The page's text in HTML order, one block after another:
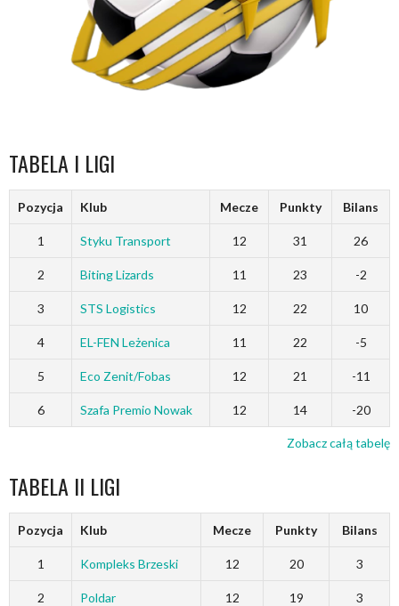
TABELA I LIGI
Pozycja Klub Mecze Punkty Bilans
1 Styku Transport 12 31 26
2 Biting Lizards 11 23 -2
3 STS Logistics 12 22 10
4 EL-FEN Leżenica 11 22 -5
5 Eco Zenit/Fobas 12 21 -11
6 Szafa Premio Nowak 12 14 -20
Zobacz całą tabelę
TABELA II LIGI
Pozycja Klub Mecze Punkty Bilans
1 Kompleks Brzeski 12 20 3
2 Poldar 12 19 3